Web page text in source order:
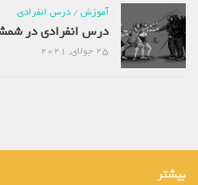
آموزش/ درس انفرادی
درس انفرادی در
25 جولای, 2021
بیشتر